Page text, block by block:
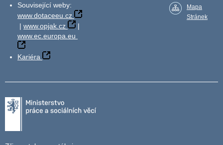
Související weby:
www.dotaceeu.cz
| www.opjak.cz
|
www.ec.europa.eu
Kariéra
Mapa
Stránek